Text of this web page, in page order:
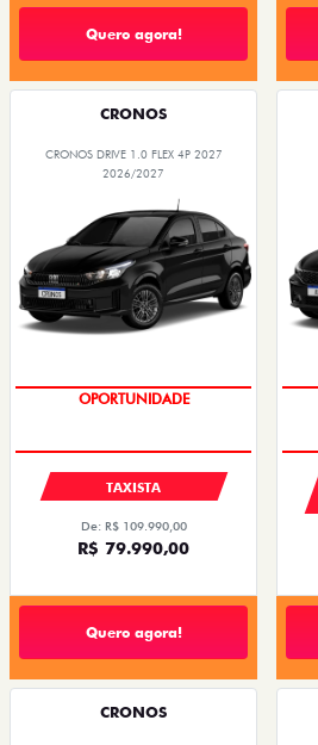
Quero agora!
CRONOS
CRONOS DRIVE 1.0 FLEX 4P 2027
2026/2027
OPORTUNIDADE
TAXISTA
De: R$ 109.990,00
R$ 79.990,00
Quero agora!
CRONOS